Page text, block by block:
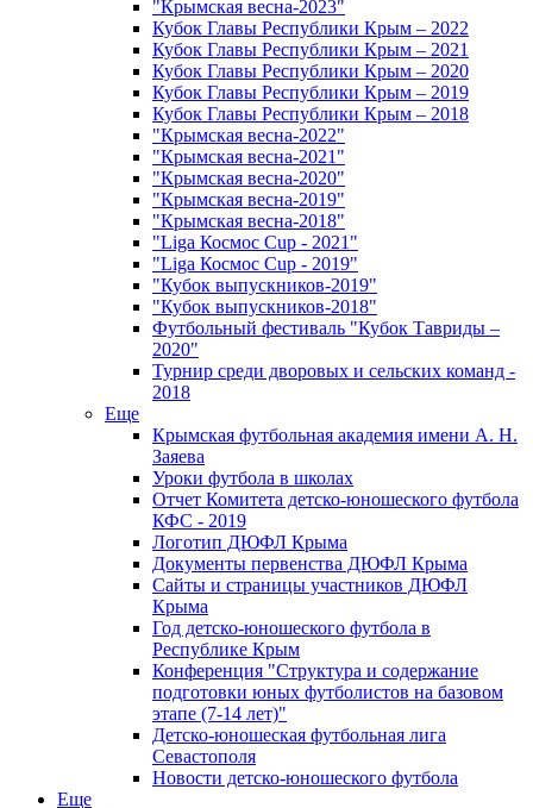
"Крымская весна-2023"
Кубок Главы Республики Крым – 2022
Кубок Главы Республики Крым – 2021
Кубок Главы Республики Крым – 2020
Кубок Главы Республики Крым – 2019
Кубок Главы Республики Крым – 2018
"Крымская весна-2022"
"Крымская весна-2021"
"Крымская весна-2020"
"Крымская весна-2019"
"Крымская весна-2018"
"Liga Космос Cup - 2021"
"Liga Космос Cup - 2019"
"Кубок выпускников-2019"
"Кубок выпускников-2018"
Футбольный фестиваль "Кубок Тавриды –
2020"
Турнир среди дворовых и сельских команд -
2018
Еще
Крымская футбольная академия имени А. Н.
Заяева
Уроки футбола в школах
Отчет Комитета детско-юношеского футбола
КФС - 2019
Логотип ДЮФЛ Крыма
Документы первенства ДЮФЛ Крыма
Сайты и страницы участников ДЮФЛ
Крыма
Год детско-юношеского футбола в
Республике Крым
Конференция "Структура и содержание
подготовки юных футболистов на базовом
этапе (7-14 лет)"
Детско-юношеская футбольная лига
Севастополя
Новости детско-юношеского футбола
Еще